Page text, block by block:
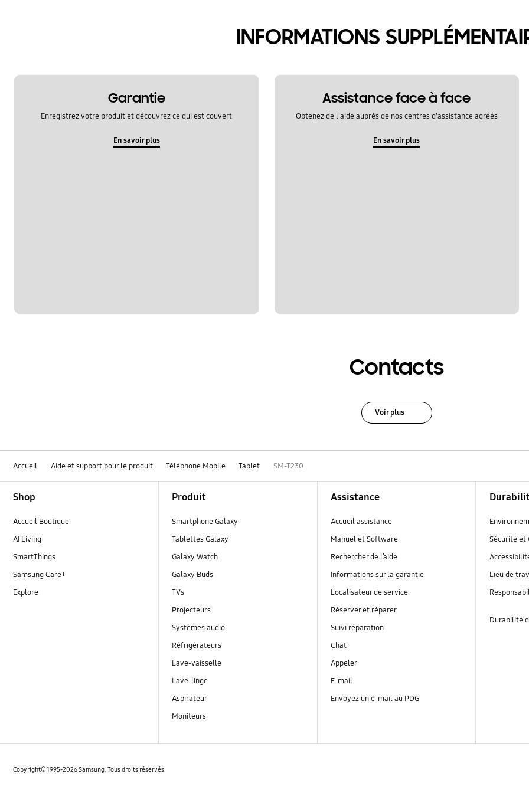
INFORMATIONS
Garantie
Enregistrez votre produit et découvrez ce qui est couvert
En savoir plus
Assistance face à face
Obtenez de l'aide auprès de nos centres d'assistance agréés
En savoir plus
Contacts
Voir plus
Accueil Aide et support pour le produit Téléphone Mobile Tablet SM-T230
Shop
Accueil Boutique
AI Living
SmartThings
Samsung Care+
Explore
Produit
Smartphone Galaxy
Tablettes Galaxy
Galaxy Watch
Galaxy Buds
TVs
Projecteurs
Systèmes audio
Réfrigérateurs
Lave-vaisselle
Lave-linge
Aspirateur
Moniteurs
Assistance
Accueil assistance
Manuel et Software
Rechercher de l’aide
Informations sur la garantie
Localisateur de service
Réserver et réparer
Suivi réparation
Chat
Appeler
E-mail
Envoyez un e-mail au PDG
Sécurité et
Lieu de
Durabilité
Copyright© 1995-2026 Samsung. Tous droits réservés.